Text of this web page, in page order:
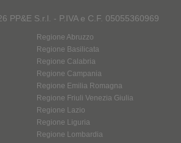
PP&E S.r.l. - P.IVA e C.F. 05055360969
Regione Abruzzo
Regione Basilicata
Regione Calabria
Regione Campania
Regione Emilia Romagna
Regione Friuli Venezia Giulia
Regione Lazio
Regione Liguria
Regione Lombardia